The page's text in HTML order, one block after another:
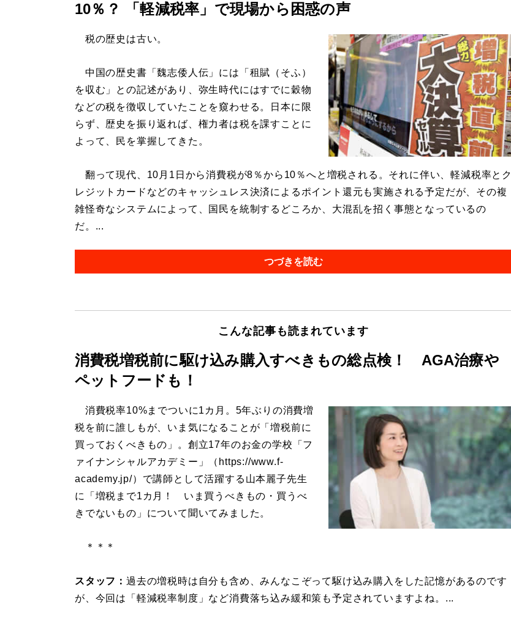
10％？ 「軽減税率」で現場から困惑の声
税の歴史は古い。
中国の歴史書「魏志倭人伝」には「租賦（そふ）
を収む」との記述があり、弥生時代にはすでに穀物
などの税を徴収していたことを窺わせる。日本に限
らず、歴史を振り返れば、権力者は税を課すことに
よって、民を掌握してきた。
翻って現代、10月1日から消費税が8％から10％へと増税される。それに伴い、軽減税率とク
レジットカードなどのキャッシュレス決済によるポイント還元も実施される予定だが、その複
雑怪奇なシステムによって、国民を統制するどころか、大混乱を招く事態となっているの
だ。...
つづきを読む
こんな記事も読まれています
消費税増税前に駆け込み購入すべきもの総点検！ AGA治療や
ペットフードも！
消費税率10%までついに1カ月。5年ぶりの消費増
税を前に誰しもが、いま気になることが「増税前に
買っておくべきもの」。創立17年のお金の学校「フ
ァイナンシャルアカデミー」（https://www.f-
academy.jp/）で講師として活躍する山本麗子先生
に「増税まで1カ月！ いま買うべきもの・買うべ
きでないもの」について聞いてみました。
＊＊＊
スタッフ： 過去の増税時は自分も含め、みんなこぞって駆け込み購入をした記憶があるのです
が、今回は「軽減税率制度」など消費落ち込み緩和策も予定されていますよね。...